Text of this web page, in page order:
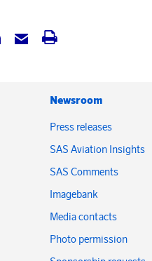
Newsroom
Press releases
SAS Aviation Insights
SAS Comments
Imagebank
Media contacts
Photo permission